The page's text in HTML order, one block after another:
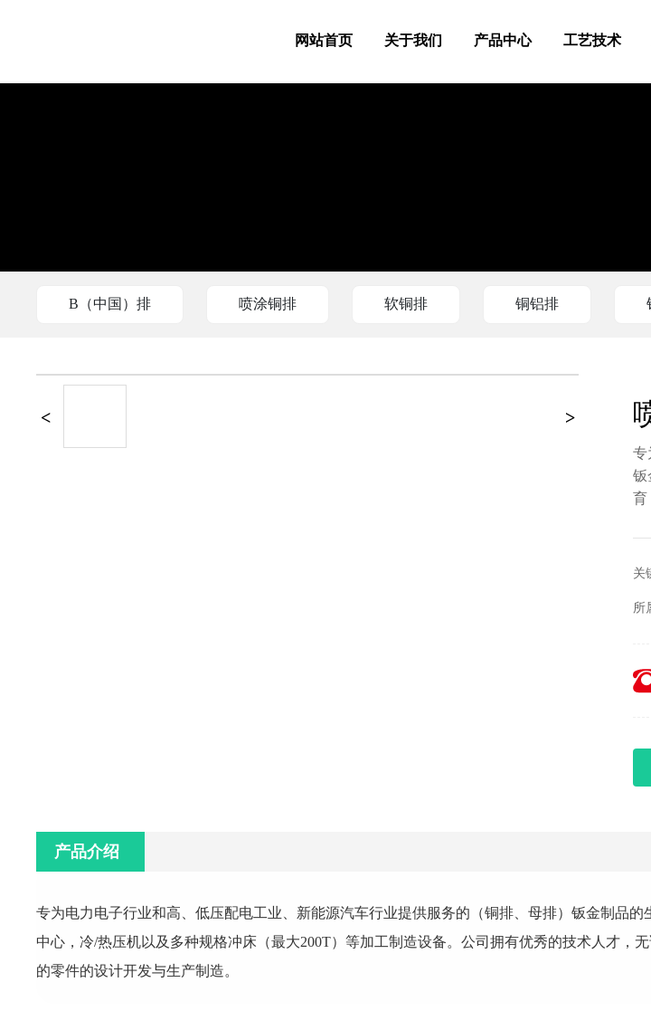
网站首页 关于我们 产品中心 工艺技术
B（中国）排 喷涂铜排 软铜排 铜铝排
专
钣
育
关
所
产品介绍
专为电力电子行业和高、低压配电工业、新能源汽车行业提供服务的（铜排、母排）钣金制品
中心，冷/热压机以及多种规格冲床（最大200T）等加工制造设备。公司拥有优秀的技术人才
的零件的设计开发与生产制造。